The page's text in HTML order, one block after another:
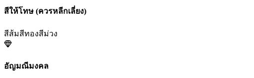
สีให้โทษ (ควรหลีกเลี่ยง)
สีส้มสีทองสีม่วง
อัญมณีมงคล